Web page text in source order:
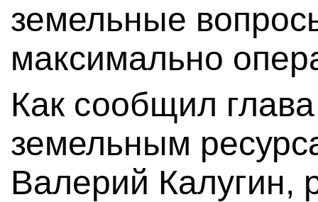
земельные
максимально
Как сообщил
земельным
Валерий Калугин,